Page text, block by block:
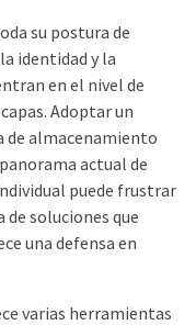
su postura de
identidad y la
en el nivel de
Adoptar un
de almacenamiento
actual de
puede frustrar
soluciones que
una defensa en
varias herramientas